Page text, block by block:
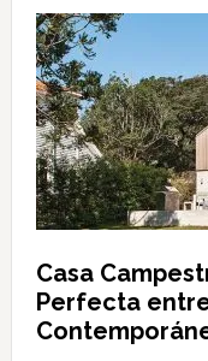
Casa
Perfecta